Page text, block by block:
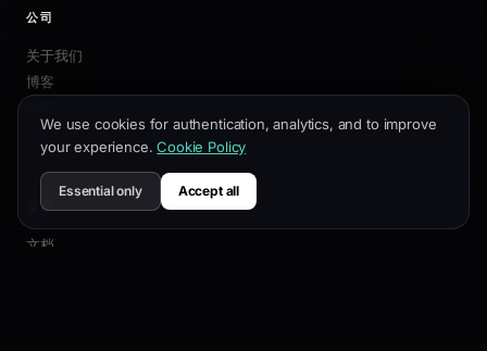
公司
关于我们
博客
联系我们
资源
文档
We use cookies for authentication, analytics, and to improve
your experience. Cookie Policy
Essential only Accept all